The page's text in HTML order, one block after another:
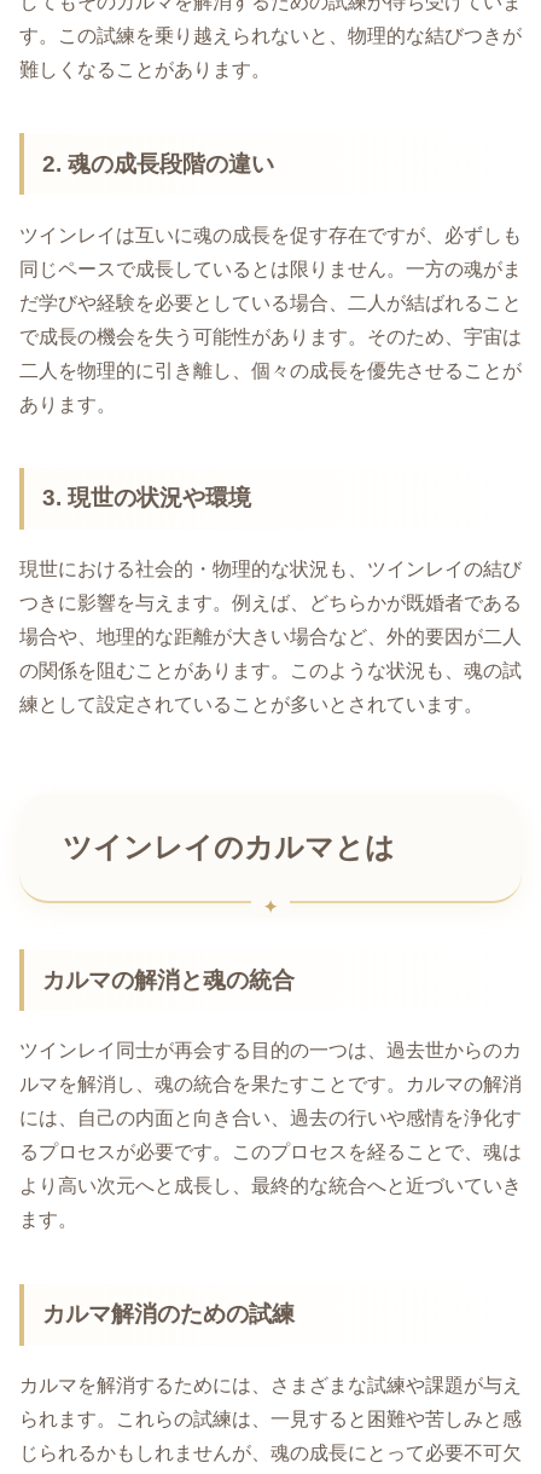
す。この試練を乗り越えられないと、物理的な結びつきが
難しくなることがあります。
2. 魂の成長段階の違い
ツインレイは互いに魂の成長を促す存在ですが、必ずしも
同じペースで成長しているとは限りません。一方の魂がま
だ学びや経験を必要としている場合、二人が結ばれること
で成長の機会を失う可能性があります。そのため、宇宙は
二人を物理的に引き離し、個々の成長を優先させることが
あります。
3. 現世の状況や環境
現世における社会的・物理的な状況も、ツインレイの結び
つきに影響を与えます。例えば、どちらかが既婚者である
場合や、地理的な距離が大きい場合など、外的要因が二人
の関係を阻むことがあります。このような状況も、魂の試
練として設定されていることが多いとされています。
ツインレイのカルマとは
カルマの解消と魂の統合
ツインレイ同士が再会する目的の一つは、過去世からのカ
ルマを解消し、魂の統合を果たすことです。カルマの解消
には、自己の内面と向き合い、過去の行いや感情を浄化す
るプロセスが必要です。このプロセスを経ることで、魂は
より高い次元へと成長し、最終的な統合へと近づいていき
ます。
カルマ解消のための試練
カルマを解消するためには、さまざまな試練や課題が与え
られます。これらの試練は、一見すると困難や苦しみと感
じられるかもしれませんが、魂の成長にとって必要不可欠